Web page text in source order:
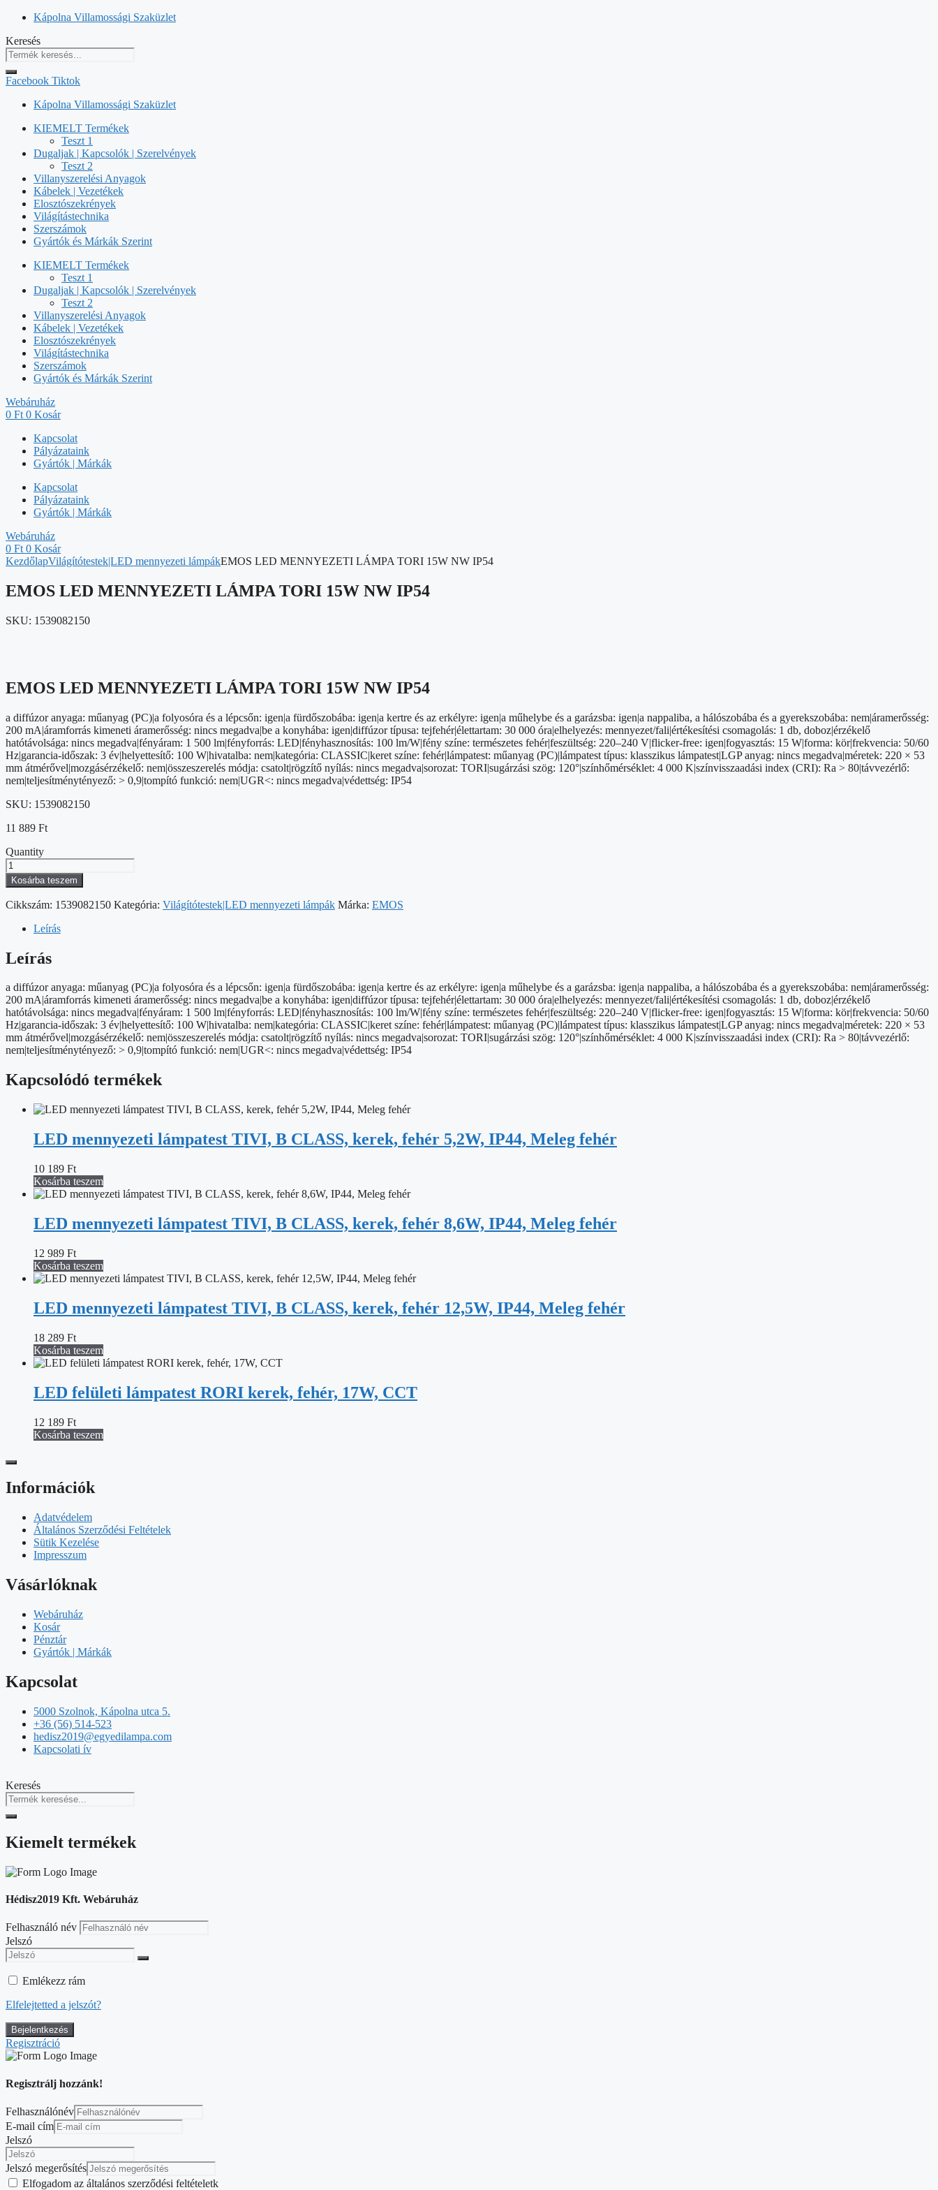
Kilépés
tartalomba
Kápolna Villamossági Szaküzlet
Keresés
Facebook Tiktok
Kápolna Villamossági Szaküzlet
KIEMELT Termékek
Teszt 1
Dugaljak | Kapcsolók | Szerelvények
Teszt 2
Villanyszerelési Anyagok
Kábelek | Vezetékek
Elosztószekrények
Világítástechnika
Szerszámok
Gyártók és Márkák Szerint
KIEMELT Termékek
Teszt 1
Dugaljak | Kapcsolók | Szerelvények
Teszt 2
Villanyszerelési Anyagok
Kábelek | Vezetékek
Elosztószekrények
Világítástechnika
Szerszámok
Gyártók és Márkák Szerint
Webáruház
0 Ft 0 Kosár
Kapcsolat
Pályázataink
Gyártók | Márkák
Kapcsolat
Pályázataink
Gyártók | Márkák
Webáruház
0 Ft 0 Kosár
KezdőlapVilágítótestek|LED mennyezeti lámpákEMOS LED MENNYEZETI LÁMPA TORI 15W NW IP54
EMOS LED MENNYEZETI LÁMPA TORI 15W NW IP54
SKU: 1539082150
EMOS LED MENNYEZETI LÁMPA TORI 15W NW IP54
a diffúzor anyaga: műanyag (PC)|a folyosóra és a lépcsőn: igen|a fürdőszobába: igen|a kertre és az erkélyre: igen|a műhelybe és a garázsba: igen|a nappaliba, a hálószobába és a gyerekszobába: nem|áramerősség:
200 mA|áramforrás kimeneti áramerősség: nincs megadva|be a konyhába: igen|diffúzor típusa: tejfehér|élettartam: 30 000 óra|elhelyezés: mennyezet/fali|értékesítési csomagolás: 1 db, doboz|érzékelő
hatótávolsága: nincs megadva|fényáram: 1 500 lm|fényforrás: LED|fényhasznosítás: 100 lm/W|fény színe: természetes fehér|feszültség: 220–240 V|flicker-free: igen|fogyasztás: 15 W|forma: kör|frekvencia: 50/60
Hz|garancia-időszak: 3 év|helyettesítő: 100 W|hivatalba: nem|kategória: CLASSIC|keret színe: fehér|lámpatest: műanyag (PC)|lámpatest típus: klasszikus lámpatest|LGP anyag: nincs megadva|méretek: 220 × 53
mm átmérővel|mozgásérzékelő: nem|összeszerelés módja: csatolt|rögzítő nyílás: nincs megadva|sorozat: TORI|sugárzási szög: 120°|színhőmérséklet: 4 000 K|színvisszaadási index (CRI): Ra > 80|távvezérlő:
nem|teljesítménytényező: > 0,9|tompító funkció: nem|UGR<: nincs megadva|védettség: IP54
SKU: 1539082150
11 889 Ft
Quantity
EMOS
LED
MENNYEZETI
LÁMPA
15W
IP54
mennyiség
Kosárba teszem
Cikkszám: 1539082150 Kategória: Világítótestek|LED mennyezeti lámpák Márka: EMOS
Leírás
Leírás
a diffúzor anyaga: műanyag (PC)|a folyosóra és a lépcsőn: igen|a fürdőszobába: igen|a kertre és az erkélyre: igen|a műhelybe és a garázsba: igen|a nappaliba, a hálószobába és a gyerekszobába: nem|áramerősség:
200 mA|áramforrás kimeneti áramerősség: nincs megadva|be a konyhába: igen|diffúzor típusa: tejfehér|élettartam: 30 000 óra|elhelyezés: mennyezet/fali|értékesítési csomagolás: 1 db, doboz|érzékelő
hatótávolsága: nincs megadva|fényáram: 1 500 lm|fényforrás: LED|fényhasznosítás: 100 lm/W|fény színe: természetes fehér|feszültség: 220–240 V|flicker-free: igen|fogyasztás: 15 W|forma: kör|frekvencia: 50/60
Hz|garancia-időszak: 3 év|helyettesítő: 100 W|hivatalba: nem|kategória: CLASSIC|keret színe: fehér|lámpatest: műanyag (PC)|lámpatest típus: klasszikus lámpatest|LGP anyag: nincs megadva|méretek: 220 × 53
mm átmérővel|mozgásérzékelő: nem|összeszerelés módja: csatolt|rögzítő nyílás: nincs megadva|sorozat: TORI|sugárzási szög: 120°|színhőmérséklet: 4 000 K|színvisszaadási index (CRI): Ra > 80|távvezérlő:
nem|teljesítménytényező: > 0,9|tompító funkció: nem|UGR<: nincs megadva|védettség: IP54
Kapcsolódó termékek
LED mennyezeti lámpatest TIVI, B CLASS, kerek, fehér 5,2W, IP44, Meleg fehér
10 189 Ft
Kosárba teszem
LED mennyezeti lámpatest TIVI, B CLASS, kerek, fehér 8,6W, IP44, Meleg fehér
12 989 Ft
Kosárba teszem
LED mennyezeti lámpatest TIVI, B CLASS, kerek, fehér 12,5W, IP44, Meleg fehér
18 289 Ft
Kosárba teszem
LED felületi lámpatest RORI kerek, fehér, 17W, CCT
12 189 Ft
Kosárba teszem
Információk
Adatvédelem
Általános Szerződési Feltételek
Sütik Kezelése
Impresszum
Vásárlóknak
Webáruház
Kosár
Pénztár
Gyártók | Márkák
Kapcsolat
5000 Szolnok, Kápolna utca 5.
+36 (56) 514-523
hedisz2019@egyedilampa.com
Kapcsolati ív
Keresés
Kiemelt termékek
Hédisz2019 Kft. Webáruház
Felhasználó név
Jelszó
Emlékezz rám
Elfelejtetted a jelszót?
Regisztráció
Regisztrálj hozzánk!
Felhasználónév
E-mail cím
Jelszó
Jelszó megerősítés
Elfogadom az általános szerződési feltételetk